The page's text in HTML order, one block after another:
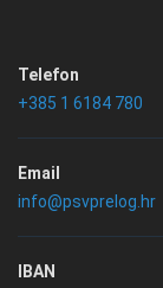
Telefon
+385 1 6184 780
Email
info@psvprelog.hr
IBAN